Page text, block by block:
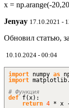
x = np.arange(-
Jenyay 17.10.2021 -
Обновил статью,
10.10.2024 - 00:04
import numpy as
import matplotlib.
# Функция
def f(x) :
return 4 * x